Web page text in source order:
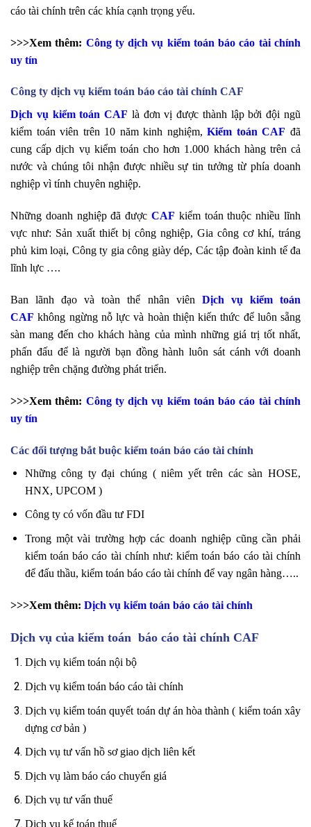
cáo tài chính trên các khía cạnh trọng yếu.
>>>Xem thêm: Công ty dịch vụ kiểm toán báo cáo tài chính
uy tín
Công ty dịch vụ kiểm toán báo cáo tài chính CAF
Dịch vụ kiểm toán CAF là đơn vị được thành lập bởi đội ngũ
kiểm toán viên trên 10 năm kinh nghiệm,Kiểm toán CAF đã
cung cấp dịch vụ kiểm toán cho hơn 1.000 khách hàng trên cả
nước và chúng tôi nhận được nhiều sự tin tưởng từ phía doanh
nghiệp vì tính chuyên nghiệp.
Những doanh nghiệp đã được CAF kiểm toán thuộc nhiều lĩnh
vực như: Sản xuất thiết bị công nghiệp, Gia công cơ khí, tráng
phủ kim loại, Công ty gia công giày dép, Các tập đoàn kinh tế đa
lĩnh lực ….
Ban lãnh đạo và toàn thể nhân viên Dịch vụ kiểm toán
CAF không ngừng nỗ lực và hoàn thiện kiến thức để luôn sẵng
sàn mang đến cho khách hàng của mình những giá trị tốt nhất,
phấn đấu để là người bạn đồng hành luôn sát cánh với doanh
nghiệp trên chặng đường phát triển.
>>>Xem thêm: Công ty dịch vụ kiểm toán báo cáo tài chính
uy tín
Các đối tượng bắt buộc kiểm toán báo cáo tài chính
Những công ty đại chúng ( niêm yết trên các sàn HOSE,
HNX, UPCOM )
Công ty có vốn đầu tư FDI
Trong một vài trường hợp các doanh nghiệp cũng cần phải
kiểm toán báo cáo tài chính như: kiểm toán báo cáo tài chính
để đấu thầu, kiểm toán báo cáo tài chính để vay ngân hàng…..
>>>Xem thêm: Dịch vụ kiểm toán báo cáo tài chính
Dịch vụ của kiểm toán báo cáo tài chính CAF
Dịch vụ kiểm toán nội bộ
Dịch vụ kiểm toán báo cáo tài chính
Dịch vụ kiểm toán quyết toán dự án hòa thành ( kiểm toán xây
dựng cơ bản )
Dịch vụ tư vấn hồ sơ giao dịch liên kết
Dịch vụ làm báo cáo chuyển giá
Dịch vụ tư vấn thuế
Dịch vụ kế toán thuế